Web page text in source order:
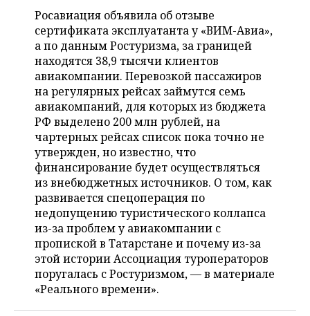
КОМУ ПРИНАДЛЕЖАТ
ТОРГОВЫЕ ЦЕНТРЫ
ТАТАРСТАНА
БЮДЖЕТ
ИНВЕСТИЦИИ
МАШИНОСТРОЕНИЕ
НЕФТЕХИМИЯ
НЕФТЬ
ОПК
ЭНЕРГЕТИКА
НОВОСТИ АВТО
БИЗНЕС
НОВОСТИ БИЗНЕСА
РОЗНИЧНАЯ ТОРГОВЛЯ
ТРАНСПОРТ
УСЛУГИ
ТЕХНОЛОГИИ
НОВОСТИ ТЕХНОЛОГИЙ
МЕДИА
ТЕЛЕКОММУНИКАЦИИ
МЕРОПРИЯТИЯ
НОВОСТИ МЕРОПРИЯТИЙ
ВЫЕЗДНАЯ РЕДАКЦИЯ
БИЗНЕС-БРАНЧИ
ONLINE-КОНФЕРЕНЦИИ
ОТКРЫТАЯ ЛЕКЦИЯ
СПОРТ
НОВОСТИ СПОРТА
ФУТБОЛ
ХОККЕЙ
БАСКЕТБОЛ
ВОЛЕЙБОЛ
КИБЕРСПОРТ
ОБЩЕСТВО
НОВОСТИ ОБЩЕСТВА
ВЛАСТЬ
ИНФРАСТРУКТУРА
ИСТОРИЯ
КУЛЬТУРА
ФОТОГАЛЕРЕЯ
СЮЖЕТЫ
СПРАВОЧНИК
СПИСОК ПЕРСОН
СПИСОК КОМПАНИЙ
ПОЛНАЯ ВЕРСИЯ
Росавиация объявила об отзыве
сертификата эксплуатанта у «ВИМ-Авиа»,
а по данным Ростуризма, за границей
находятся 38,9 тысячи клиентов
авиакомпании. Перевозкой пассажиров
на регулярных рейсах займутся семь
авиакомпаний, для которых из бюджета
РФ выделено 200 млн рублей, на
чартерных рейсах список пока точно не
утвержден, но известно, что
финансирование будет осуществляться
из внебюджетных источников. О том, как
развивается спецоперация по
недопущению туристического коллапса
из-за проблем у авиакомпании с
пропиской в Татарстане и почему из-за
этой истории Ассоциация туроператоров
поругалась с Ростуризмом, — в материале
«Реального времени».